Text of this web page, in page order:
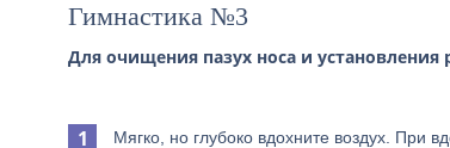
Гимнастика №3
Для очищения пазух носа и
Мягко, но глубоко вдохните воздух. При